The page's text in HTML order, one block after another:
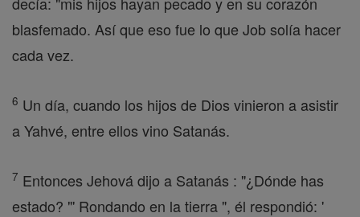
blasfemado. Así que eso fue lo que Job solía hacer
cada vez.
6 Un día, cuando los hijos de Dios vinieron a asistir
a Yahvé, entre ellos vino Satanás.
7 Entonces Jehová dijo a Satanás : "¿Dónde has
estado? "' Rondando en la tierra ", él respondió: '